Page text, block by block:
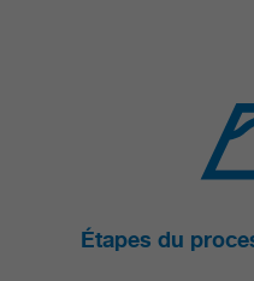
Étapes du